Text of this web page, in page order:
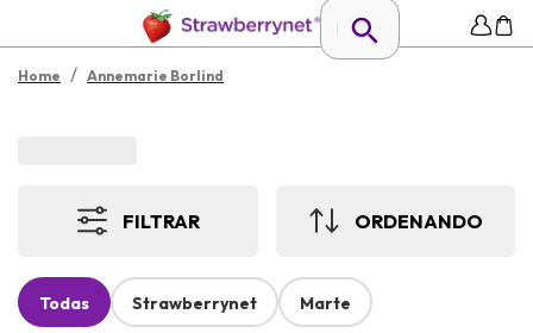
Home / Annemarie Borlind
FILTRAR ORDENANDO
Todas Strawberrynet Marte